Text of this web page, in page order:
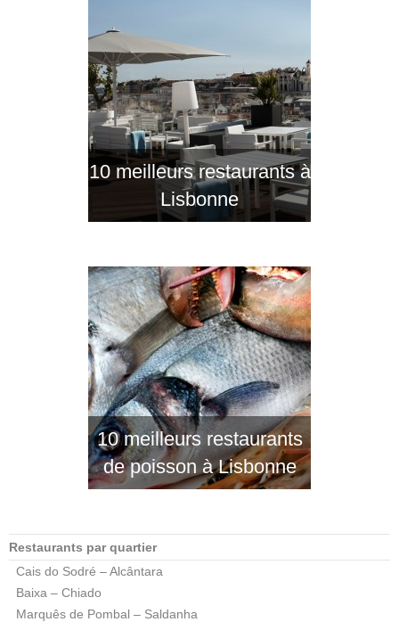
10 meilleurs restaurants à
Lisbonne
10 meilleurs restaurants
de poisson à Lisbonne
Restaurants par quartier
Cais do Sodré – Alcântara
Baixa – Chiado
Marquês de Pombal – Saldanha